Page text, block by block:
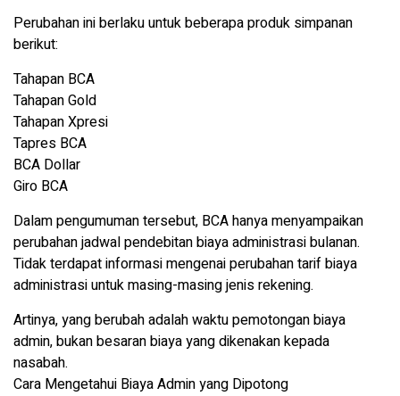
Perubahan ini berlaku untuk beberapa produk simpanan
berikut:
Tahapan BCA
Tahapan Gold
Tahapan Xpresi
Tapres BCA
BCA Dollar
Giro BCA
Dalam pengumuman tersebut, BCA hanya menyampaikan
perubahan jadwal pendebitan biaya administrasi bulanan.
Tidak terdapat informasi mengenai perubahan tarif biaya
administrasi untuk masing-masing jenis rekening.
Artinya, yang berubah adalah waktu pemotongan biaya
admin, bukan besaran biaya yang dikenakan kepada
nasabah.
Cara Mengetahui Biaya Admin yang Dipotong